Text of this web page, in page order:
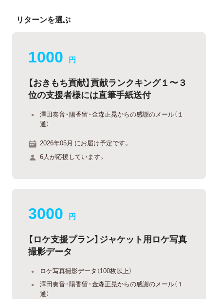
リターンを選ぶ
1000 円
【おきもち貢献】貢献ランクキング１〜３
位の支援者様には直筆手紙送付
澤田奏音・陽香留・金森正晃からの感謝のメール（１
通）
2026年05月 にお届け予定です。
6人が応援しています。
3000 円
【ロケ支援プラン】ジャケット用ロケ写真
撮影データ
ロケ写真撮影データ（100枚以上）
澤田奏音・陽香留・金森正晃からの感謝のメール（１
通）